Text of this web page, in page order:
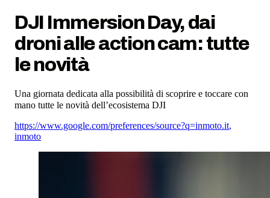
DJI Immersion Day, dai
droni alle action cam: tutte
le novità
Una giornata dedicata alla possibilità di scoprire e toccare con
mano tutte le novità dell’ecosistema DJI
https://www.google.com/preferences/source?q=inmoto.it,
inmoto